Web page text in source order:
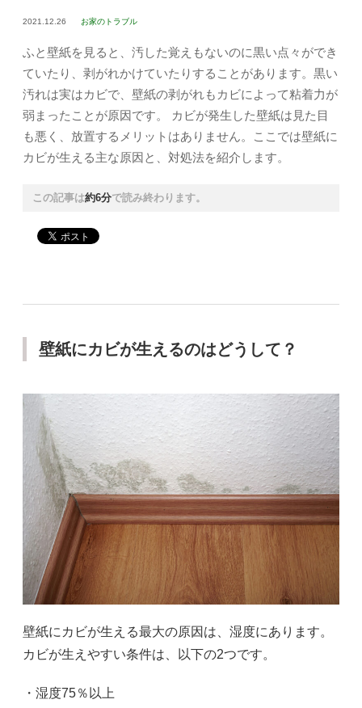
2021.12.26 お家のトラブル
ふと壁紙を見ると、汚した覚えもないのに黒い点々ができ
ていたり、剥がれかけていたりすることがあります。黒い
汚れは実はカビで、壁紙の剥がれもカビによって粘着力が
弱まったことが原因です。 カビが発生した壁紙は見た目
も悪く、放置するメリットはありません。ここでは壁紙に
カビが生える主な原因と、対処法を紹介します。
この記事は約6分で読み終わります。
壁紙にカビが生えるのはどうして？
壁紙にカビが生える最大の原因は、湿度にあります。
カビが生えやすい条件は、以下の2つです。
・湿度75％以上